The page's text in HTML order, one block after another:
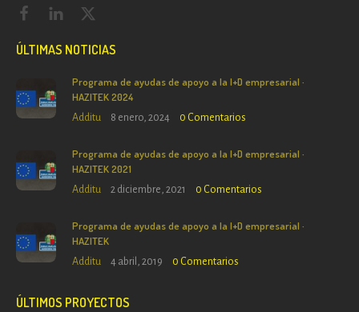
ÚLTIMAS NOTICIAS
Programa de ayudas de apoyo a la I+D empresarial ·
HAZITEK 2024
Additu 8 enero, 2024 0 Comentarios
Programa de ayudas de apoyo a la I+D empresarial ·
HAZITEK 2021
Additu 2 diciembre, 2021 0 Comentarios
Programa de ayudas de apoyo a la I+D empresarial ·
HAZITEK
Additu 4 abril, 2019 0 Comentarios
ÚLTIMOS PROYECTOS